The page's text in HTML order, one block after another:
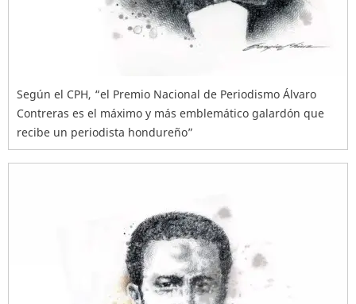
Según el CPH, “el Premio Nacional de Periodismo Álvaro
Contreras es el máximo y más emblemático galardón que
recibe un periodista hondureño”